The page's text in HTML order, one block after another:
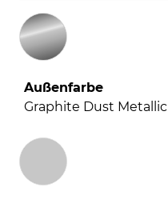
Außenfarbe
Graphite Dust Metallic
Innenausstattung